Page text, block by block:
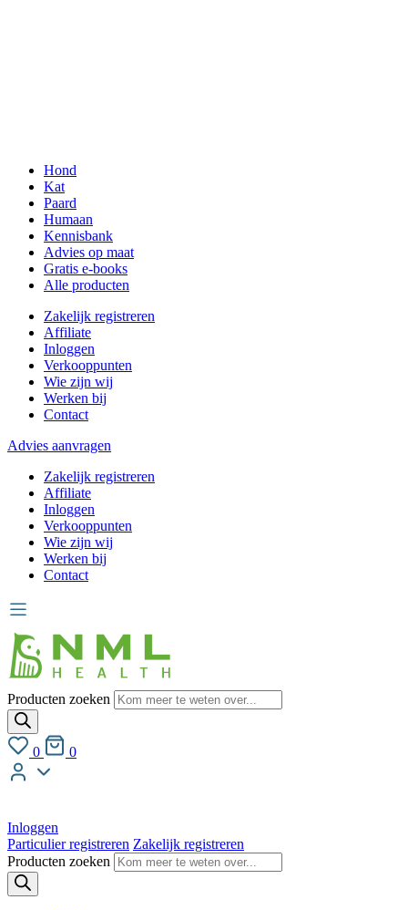
Hond
Kat
Paard
Humaan
Kennisbank
Advies op maat
Gratis e-books
Alle producten
Zakelijk registreren
Affiliate
Inloggen
Verkooppunten
Wie zijn wij
Werken bij
Contact
Advies aanvragen
Zakelijk registreren
Affiliate
Inloggen
Verkooppunten
Wie zijn wij
Werken bij
Contact
Producten zoeken
0 0
Inloggen
Particulier registreren Zakelijk registreren
Producten zoeken